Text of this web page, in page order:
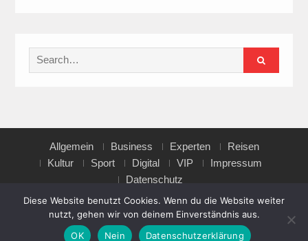
Search
for:
Allgemein Business Experten
Reisen
Kultur
Sport Digital VIP
Impressum
Datenschutz
Copyright © All rights reserved.
Magazine Point byAxle Themes
Diese Website benutzt Cookies. Wenn du die Website weiter
nutzt, gehen wir von deinem Einverständnis aus.
OK
Nein Datenschutzerklärung